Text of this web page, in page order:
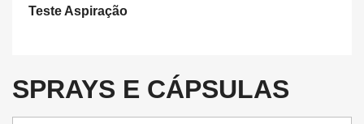
Teste Aspiração
SPRAYS E CÁPSULAS